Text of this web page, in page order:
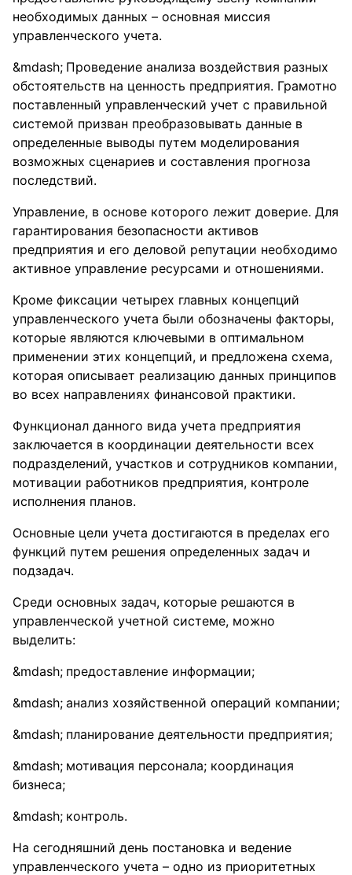
необходимых данных – основная миссия
управленческого учета.
Проведение анализа воздействия разных
обстоятельств на ценность предприятия. Грамотно
поставленный управленческий учет с правильной
системой призван преобразовывать данные в
определенные выводы путем моделирования
возможных сценариев и составления прогноза
последствий.
Управление, в основе которого лежит доверие. Для
гарантирования безопасности активов
предприятия и его деловой репутации необходимо
активное управление ресурсами и отношениями.
Кроме фиксации четырех главных концепций
управленческого учета были обозначены факторы,
которые являются ключевыми в оптимальном
применении этих концепций, и предложена схема,
которая описывает реализацию данных принципов
во всех направлениях финансовой практики.
Функционал данного вида учета предприятия
заключается в координации деятельности всех
подразделений, участков и сотрудников компании,
мотивации работников предприятия, контроле
исполнения планов.
Основные цели учета достигаются в пределах его
функций путем решения определенных задач и
подзадач.
Среди основных задач, которые решаются в
управленческой учетной системе, можно
выделить:
предоставление информации;
анализ хозяйственной операций компании;
планирование деятельности предприятия;
мотивация персонала; координация
бизнеса;
контроль.
На сегодняшний день постановка и ведение
управленческого учета – одно из приоритетных